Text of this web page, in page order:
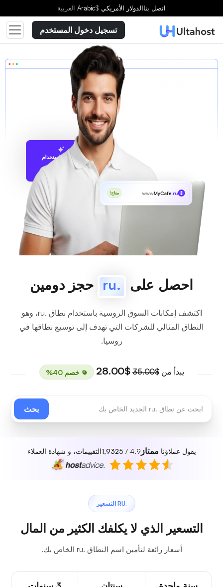
اتصل بناالدولار الأمريكي $
Arabic العربية
تسجيل دخول المستخدم
الاقتراح باستخدام
wwwMyCafe.ru متاح!
احصل على .ru حجز دومين
اكتشف إمكانات السوق الروسية باستخدام نطاق .ru، وهو
النطاق المثالي للشركات التي تهدف إلى توسيع نطاقها في
روسيا.
يبدأ من$35.00
$28.00 خصم 40%
بحث
يقول عملاؤنا ممتاز 4.9 / 5
1,932التقييمات، و شهادة العملاء
.RU التسعير
التسعير الذي لا يكلفك الكثير من المال
أسعار رائعة لتأمين اسم النطاق .ru الخاص بك.